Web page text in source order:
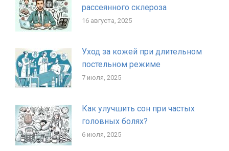
рассеянного склероза
16 августа, 2025
Уход за кожей при длительном
постельном режиме
7 июля, 2025
Как улучшить сон при частых
головных болях?
6 июля, 2025